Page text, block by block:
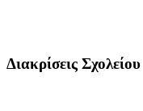
Διακρίσεις Σχολείου